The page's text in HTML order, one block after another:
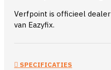
Verfpoint is officieel dealer
van Eazyfix.
SPECIFICATIES